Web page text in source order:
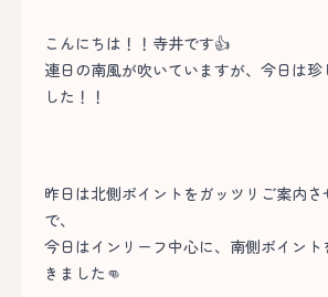
こんにちは！！寺井です👍
連日の南風が吹いていますが、今日は珍
した！！
昨日は北側ポイントをガッツリご案内
で、
今日はインリーフ中心に、南側ポイン
きました👊